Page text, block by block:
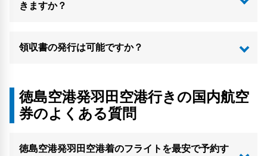
きますか？
領収書の発行は可能ですか？
徳島空港発羽田空港行きの国内航空
券のよくある質問
徳島空港発羽田空港着のフライトを最安で予約す